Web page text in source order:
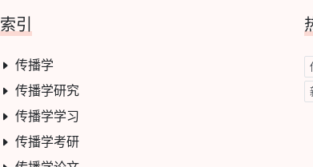
索引
传播学
传播学研究
传播学学习
传播学考研